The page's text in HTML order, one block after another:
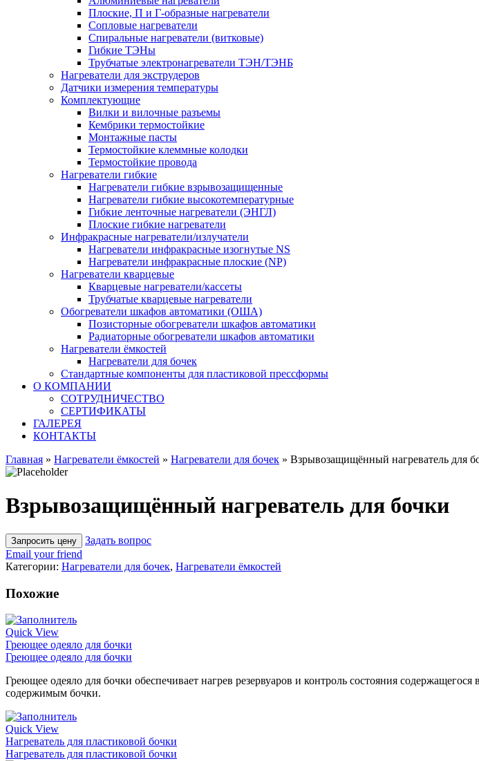
Плоские, П и Г-образные нагреватели
Сопловые нагреватели
Спиральные нагреватели (витковые)
Гибкие ТЭНы
Трубчатые электронагреватели ТЭН/ТЭНБ
Нагреватели для экструдеров
Датчики измерения температуры
Комплектующие
Вилки и вилочные разъемы
Кембрики термостойкие
Монтажные пасты
Термостойкие клеммные колодки
Термостойкие провода
Нагреватели гибкие
Нагреватели гибкие взрывозащищенные
Нагреватели гибкие высокотемпературные
Гибкие ленточные нагреватели (ЭНГЛ)
Плоские гибкие нагреватели
Инфракрасные нагреватели/излучатели
Нагреватели инфракрасные изогнутые NS
Нагреватели инфракрасные плоские (NP)
Нагреватели кварцевые
Кварцевые нагреватели/кассеты
Трубчатые кварцевые нагреватели
Обогреватели шкафов автоматики (ОША)
Позисторные обогреватели шкафов автоматики
Радиаторные обогреватели шкафов автоматики
Нагреватели ёмкостей
Нагреватели для бочек
Стандартные компоненты для пластиковой прессформы
О КОМПАНИИ
СОТРУДНИЧЕСТВО
СЕРТИФИКАТЫ
ГАЛЕРЕЯ
КОНТАКТЫ
Главная » Нагреватели ёмкостей » Нагреватели для бочек » Взрывозащищённый нагреватель для
Взрывозащищённый нагреватель для бочки
Задать вопрос
Email your friend
Категории: Нагреватели для бочек, Нагреватели ёмкостей
Похожие
Quick View
Греющее одеяло для бочки
Греющее одеяло для бочки
Греющее одеяло для бочки обеспечивает нагрев резервуаров и контроль состояния
содержимым бочки.
Quick View
Нагреватель для пластиковой бочки
Нагреватель для пластиковой бочки